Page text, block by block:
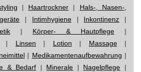
| Haartrockner | Hals-, Nasen-,
| Intimhygiene| Inkontinenz |
| Körper- & Hautpflege |
| Linsen | Lotion | Massage|
| Medikamentenaufbewahrung |
& Bedarf | Minerale | Nagelpflege |